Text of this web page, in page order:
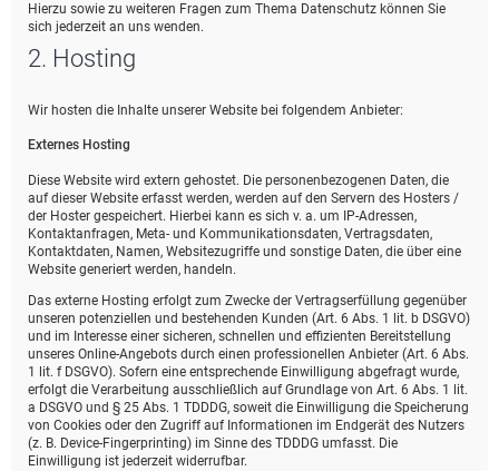
Hierzu sowie zu weiteren Fragen zum Thema Datenschutz können Sie
sich jederzeit an uns wenden.
2. Hosting
Wir hosten die Inhalte unserer Website bei folgendem Anbieter:
Externes Hosting
Diese Website wird extern gehostet. Die personenbezogenen Daten, die
auf dieser Website erfasst werden, werden auf den Servern des Hosters /
der Hoster gespeichert. Hierbei kann es sich v. a. um IP-Adressen,
Kontaktanfragen, Meta- und Kommunikationsdaten, Vertragsdaten,
Kontaktdaten, Namen, Websitezugriffe und sonstige Daten, die über eine
Website generiert werden, handeln.
Das externe Hosting erfolgt zum Zwecke der Vertragserfüllung gegenüber
unseren potenziellen und bestehenden Kunden (Art. 6 Abs. 1 lit. b DSGVO)
und im Interesse einer sicheren, schnellen und effizienten Bereitstellung
unseres Online-Angebots durch einen professionellen Anbieter (Art. 6 Abs.
1 lit. f DSGVO). Sofern eine entsprechende Einwilligung abgefragt wurde,
erfolgt die Verarbeitung ausschließlich auf Grundlage von Art. 6 Abs. 1 lit.
a DSGVO und § 25 Abs. 1 TDDDG, soweit die Einwilligung die Speicherung
von Cookies oder den Zugriff auf Informationen im Endgerät des Nutzers
(z. B. Device-Fingerprinting) im Sinne des TDDDG umfasst. Die
Einwilligung ist jederzeit widerrufbar.